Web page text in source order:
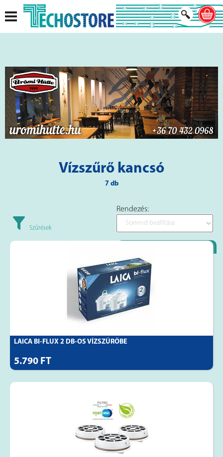
Vízszűrő kancsó
7 db
Szűrések
Rendezés:
LAICA BI-FLUX 2 DB-OS VÍZSZŰRŐBE
5.790 FT